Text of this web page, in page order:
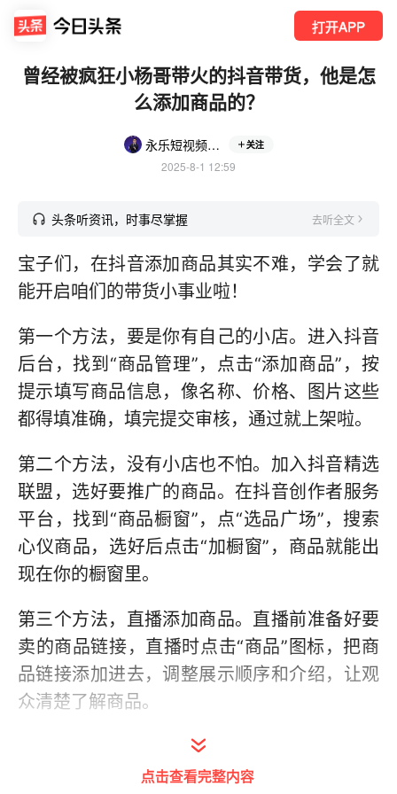
打开APP
曾经被疯狂小杨哥带火的抖音带货，他是怎
么添加商品的？
永乐短视频操盘 关注
2025-8-1 12:59
头条听资讯，时事尽掌握 去听全文
宝子们，在抖音添加商品其实不难，学会了就
能开启咱们的带货小事业啦！
第一个方法，要是你有自己的小店。进入抖音
后台，找到“商品管理”，点击“添加商品”，按
提示填写商品信息，像名称、价格、图片这些
都得填准确，填完提交审核，通过就上架啦。
第二个方法，没有小店也不怕。加入抖音精选
联盟，选好要推广的商品。在抖音创作者服务
平台，找到“商品橱窗”，点“选品广场”，搜索
心仪商品，选好后点击“加橱窗”，商品就能出
现在你的橱窗里。
第三个方法，直播添加商品。直播前准备好要
卖的商品链接，直播时点击“商品”图标，把商
品链接添加进去，调整展示顺序和介绍，让观
众清楚了解商品。
点击查看完整内容